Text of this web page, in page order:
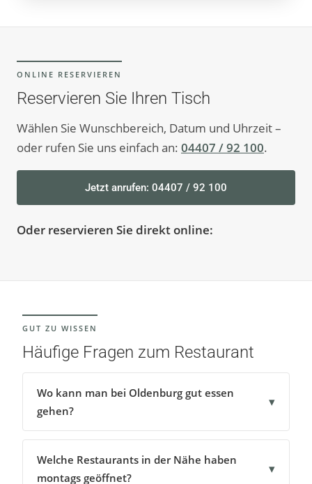
ONLINE RESERVIEREN
Reservieren Sie Ihren Tisch
Wählen Sie Wunschbereich, Datum und Uhrzeit –
oder rufen Sie uns einfach an: 04407 / 92 100.
Jetzt anrufen: 04407 / 92 100
Oder reservieren Sie direkt online:
GUT ZU WISSEN
Häufige Fragen zum Restaurant
Wo kann man bei Oldenburg gut essen
gehen?
▾
Welche Restaurants in der Nähe haben
montags geöffnet?
▾